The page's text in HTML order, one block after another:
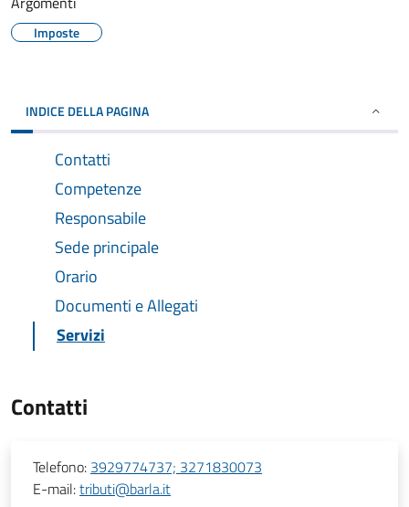
Imposte
INDICE DELLA PAGINA
Contatti
Competenze
Responsabile
Sede principale
Orario
Documenti e Allegati
Servizi
Contatti
Telefono: 3929774737; 3271830073
E-mail:tributi@barla.it